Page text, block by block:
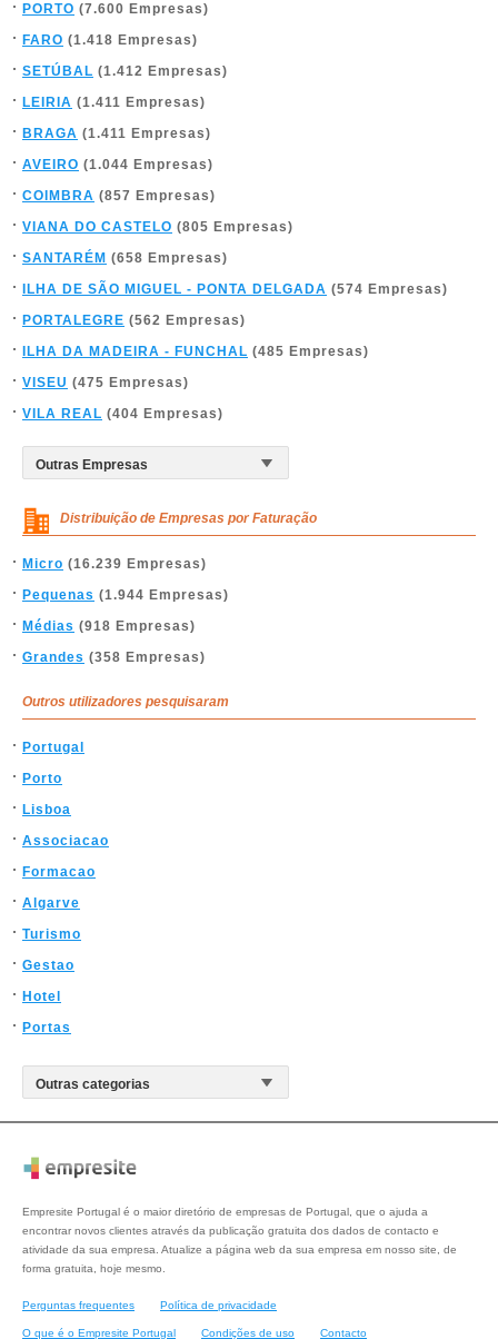
PORTO (7.600 Empresas)
FARO (1.418 Empresas)
SETÚBAL (1.412 Empresas)
LEIRIA (1.411 Empresas)
BRAGA (1.411 Empresas)
AVEIRO (1.044 Empresas)
COIMBRA (857 Empresas)
VIANA DO CASTELO (805 Empresas)
SANTARÉM (658 Empresas)
ILHA DE SÃO MIGUEL - PONTA DELGADA (574 Empresas)
PORTALEGRE (562 Empresas)
ILHA DA MADEIRA - FUNCHAL (485 Empresas)
VISEU (475 Empresas)
VILA REAL (404 Empresas)
Distribuição de Empresas por Faturação
Micro (16.239 Empresas)
Pequenas (1.944 Empresas)
Médias (918 Empresas)
Grandes (358 Empresas)
Outros utilizadores pesquisaram
Portugal
Porto
Lisboa
Associacao
Formacao
Algarve
Turismo
Gestao
Hotel
Portas
Empresite Portugal é o maior diretório de empresas de Portugal, que o ajuda a
encontrar novos clientes através da publicação gratuita dos dados de contacto e
atividade da sua empresa. Atualize a página web da sua empresa em nosso site, de
forma gratuita, hoje mesmo.
Perguntas frequentes Política de privacidade
O que é o Empresite Portugal Condições de uso Contacto